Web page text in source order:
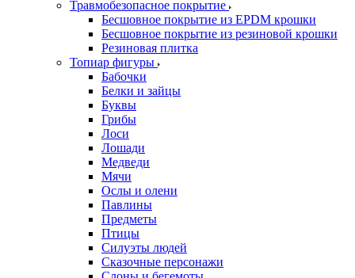
Травмобезопасное покрытие
Бесшовное покрытие из EPDM крошки
Бесшовное покрытие из резиновой крошки
Резиновая плитка
Топиар фигуры
Бабочки
Белки и зайцы
Буквы
Грибы
Лоси
Лошади
Медведи
Мячи
Ослы и олени
Павлины
Предметы
Птицы
Силуэты людей
Сказочные персонажи